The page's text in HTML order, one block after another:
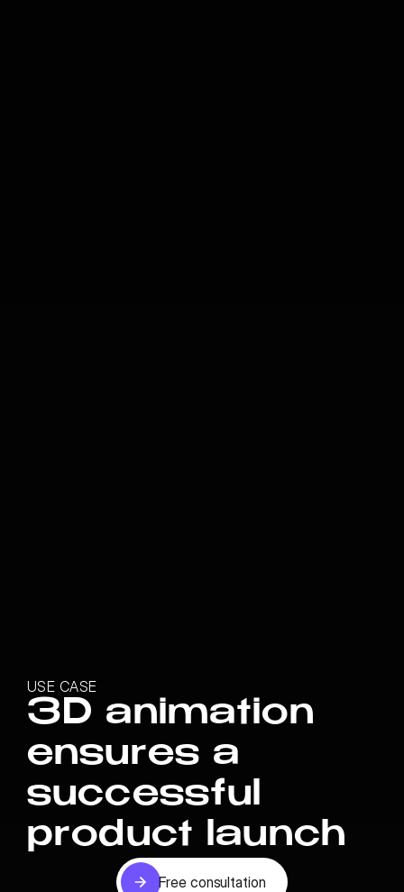
USE CASE
3D animation
ensures a
successful
product launch
Free consultation